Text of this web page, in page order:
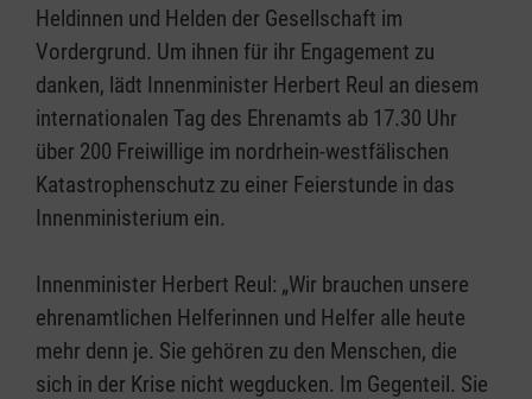
Heldinnen und Helden der Gesellschaft im
Vordergrund. Um ihnen für ihr Engagement zu
danken, lädt Innenminister Herbert Reul an diesem
internationalen Tag des Ehrenamts ab 17.30 Uhr
über 200 Freiwillige im nordrhein-westfälischen
Katastrophenschutz zu einer Feierstunde in das
Innenministerium ein.
Innenminister Herbert Reul: „Wir brauchen unsere
ehrenamtlichen Helferinnen und Helfer alle heute
mehr denn je. Sie gehören zu den Menschen, die
sich in der Krise nicht wegducken. Im Gegenteil. Sie